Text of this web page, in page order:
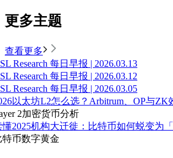
更多主题
查看更多
Research 每日早报 | 2026.03.13
Research 每日早报 | 2026.03.12
Research 每日早报 | 2026.03.05
以太坊L2怎么选？Arbitrum、OP与ZK
2加密货币分析
懂2025机构大迁徙：比特币如何蜕变为
特币数字黄金